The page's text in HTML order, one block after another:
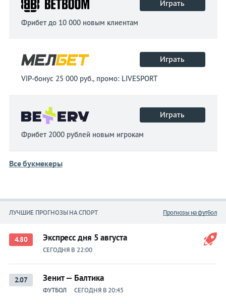
Играть
Фрибет до 10 000 новым клиентам
Играть
VIP-бонус 25 000 руб., промо: LIVESPORT
Играть
Фрибет 2000 рублей новым игрокам
Все букмекеры
ЛУЧШИЕ ПРОГНОЗЫ НА СПОРТ Прогнозы на футбол
4.80 Экспресс дня 5 августа
СЕГОДНЯ В 22:00
2.07 Зенит — Балтика
ФУТБОЛ СЕГОДНЯ В 20:45